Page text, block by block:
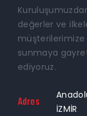
değerler ve
sunmaya
ediyoruz.
Adres
İZMİR